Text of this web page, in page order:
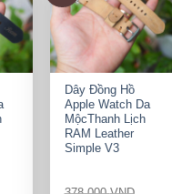
Dây Đồng Hồ
Apple Watch Da
MộcThanh Lịch
RAM Leather
Simple V3